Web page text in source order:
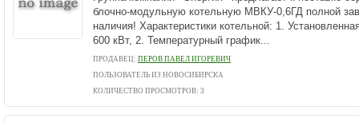
блочно-модульную котельную МВКУ-0,6ГД полной
наличия! Характеристики котельной: 1.
600 кВт, 2. Температурный график...
ПРОДАВЕЦ: ПЕРОВ ПАВЕЛ ИГОРЕВИЧ
ПОЛЬЗОВАТЕЛЬ ИЗ НОВОСИБИРСКА
КОЛИЧЕСТВО ПРОСМОТРОВ: 3